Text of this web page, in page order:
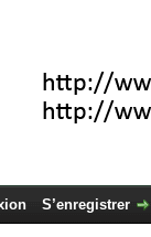
S’enregistrer